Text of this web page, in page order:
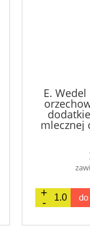
E.
mlecznej